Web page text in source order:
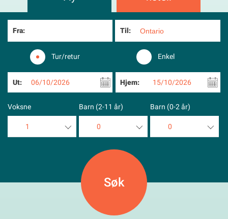
Fra: Til:
Tur/retur Enkel
Ut: 06/10/2026 Hjem: 15/10/2026
Voksne
1
Barn (2-11 år)
0
5
Barn (0-2 år)
0